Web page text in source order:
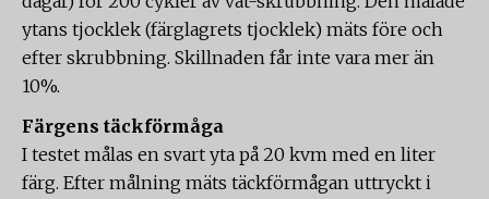
ytans tjocklek (färglagrets tjocklek) mäts före och
efter skrubbning. Skillnaden får inte vara mer än
10%.
Färgens täckförmåga
I testet målas en svart yta på 20 kvm med en liter
färg. Efter målning mäts täckförmågan uttryckt i